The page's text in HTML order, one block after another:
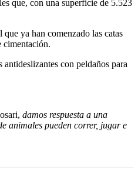
que, con una superficie de 5.523
ya han comenzado las catas
cimentación.
con peldaños para
damos respuesta a una
animales pueden correr, jugar e